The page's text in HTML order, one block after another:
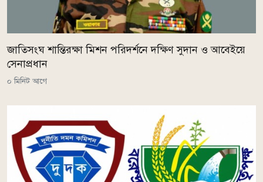
জাতিসংঘ শান্তিরক্ষা মিশন পরিদর্শনে দক্ষিণ সুদান ও আবেইয়ে
সেনাপ্রধান
০ মিনিট আগে